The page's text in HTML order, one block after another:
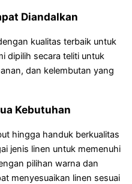
Diandalkan
kualitas terbaik untuk
dipilih secara teliti untuk
dan kelembutan yang
Kebutuhan
hingga handuk berkualitas
jenis linen untuk memenuhi
pilihan warna dan
menyesuaikan linen sesuai